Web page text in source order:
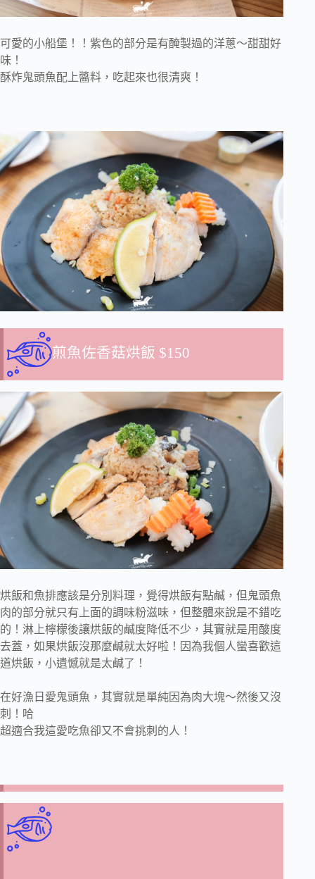
可愛的小船堡！！紫色的部分是有醃製過的洋蔥～甜甜好
味！
酥炸鬼頭魚配上醬料，吃起來也很清爽！
煎魚佐香菇烘飯 $150
烘飯和魚排應該是分別料理，覺得烘飯有點鹹，但鬼頭魚
肉的部分就只有上面的調味粉滋味，但整體來說是不錯吃
的！淋上檸檬後讓烘飯的鹹度降低不少，其實就是用酸度
去蓋，如果烘飯沒那麼鹹就太好啦！因為我個人蠻喜歡這
道烘飯，小遺憾就是太鹹了！
在好漁日愛鬼頭魚，其實就是單純因為肉大塊～然後又沒
刺！哈
超適合我這愛吃魚卻又不會挑刺的人！